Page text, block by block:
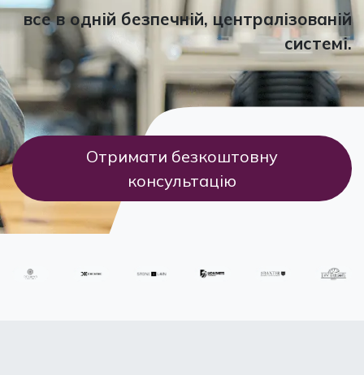
все в одній безпечній, централізованій
системі.
Отримати безкоштовну
консультацію